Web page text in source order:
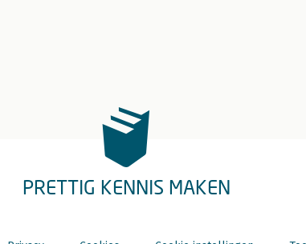
PRETTIG KENNIS MAKEN